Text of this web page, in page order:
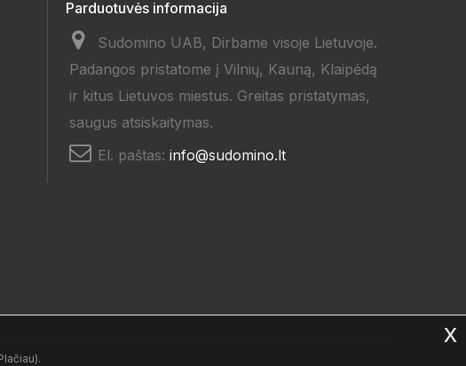
Parduotuvės informacija
Sudomino UAB, Dirbame visoje Lietuvoje.
Padangos pristatome į Vilnių, Kauną, Klaipėdą
ir kitus Lietuvos miestus. Greitas pristatymas,
saugus atsiskaitymas.
El. paštas: info@sudomino.lt
x